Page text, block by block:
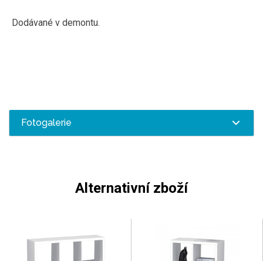
Dodávané v demontu.
Fotogalerie
Alternativní zboží